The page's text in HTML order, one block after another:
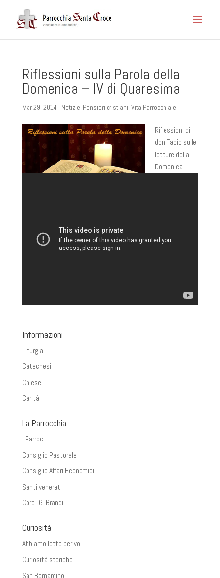
Riflessioni sulla Parola della
Domenica – IV di Quaresima
Mar 29, 2014 | Notizie, Pensieri cristiani, Vita Parrocchiale
Riflessioni di
don Fabio sulle
letture della
Domenica.
Informazioni
Liturgia
Catechesi
Chiese
Carità
La Parrocchia
I Parroci
Consiglio Pastorale
Consiglio Affari Economici
Santi venerati
Coro “G. Brandi”
Curiosità
Abbiamo letto per voi
Curiosità storiche
San Bernardino